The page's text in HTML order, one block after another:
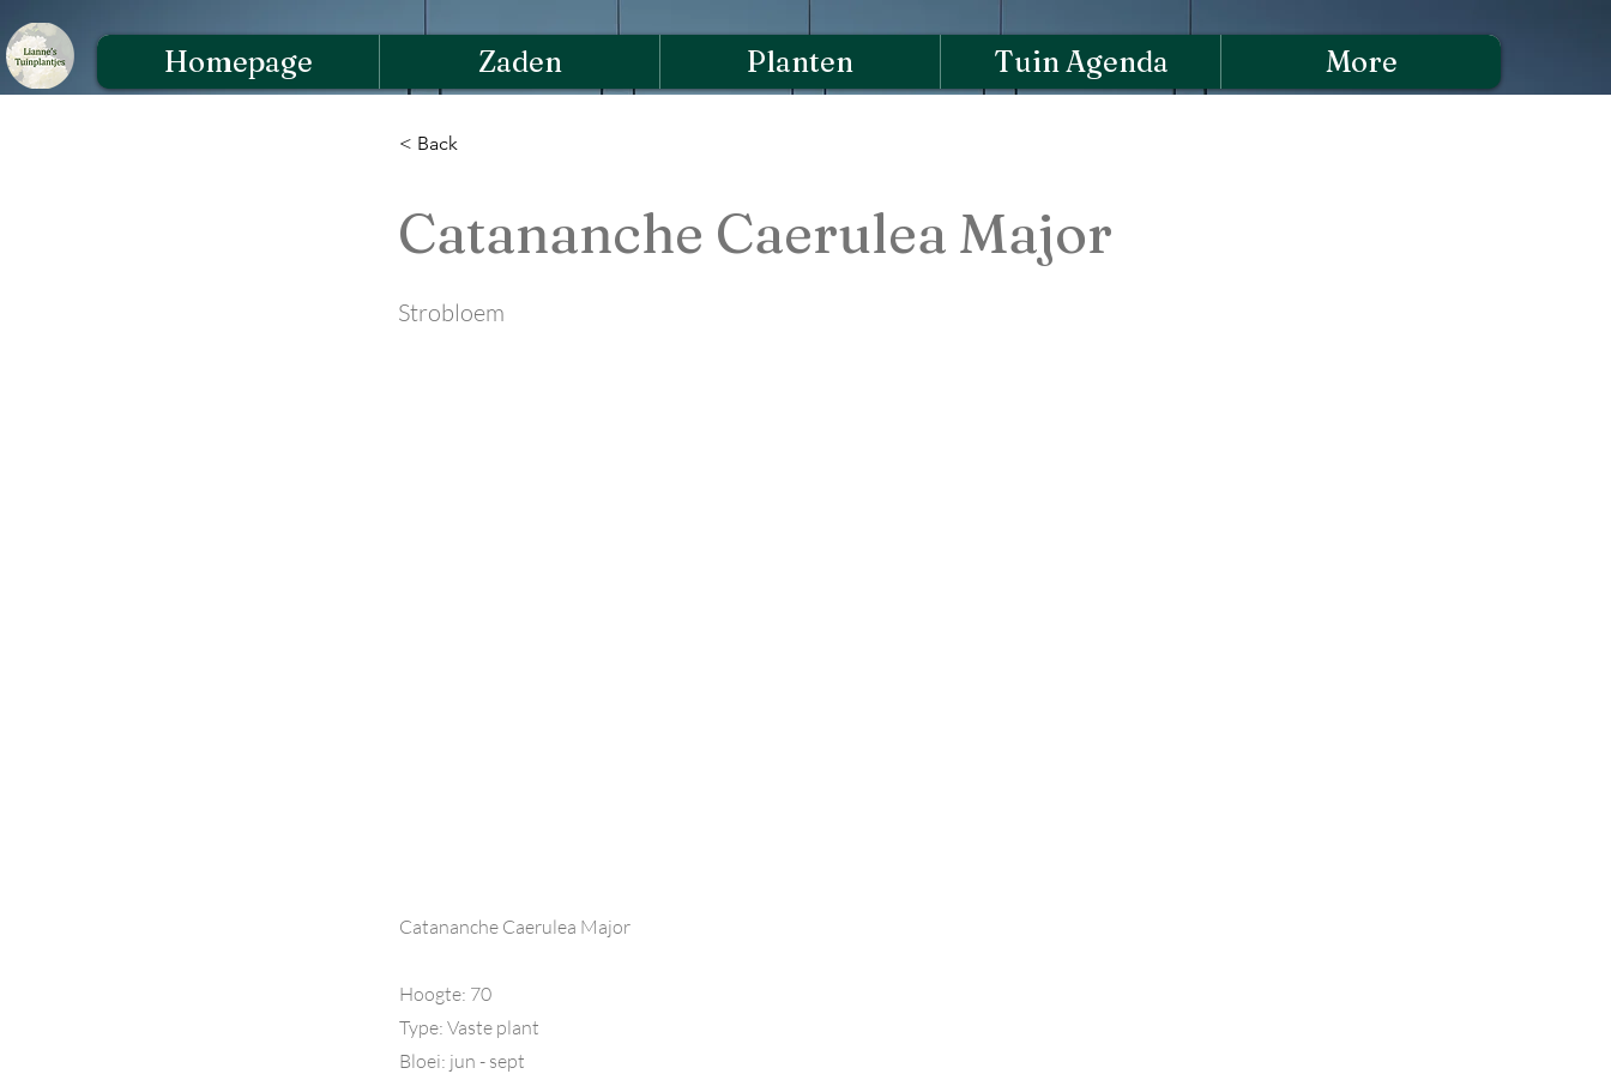
Homepage Zaden Planten Tuin Agenda More
< Back
Catananche Caerulea Major
Strobloem
Catananche Caerulea Major
Hoogte: 70
Type: Vaste plant
Bloei: jun - sept